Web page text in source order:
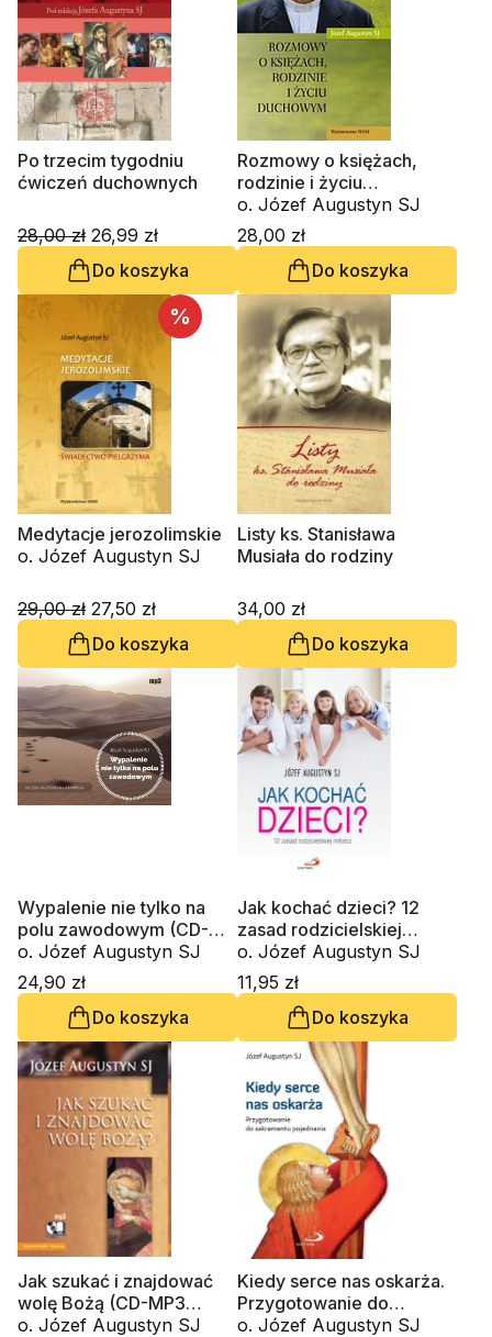
Po trzecim tygodniu
ćwiczeń duchownych
28,00 zł 26,99 zł
Do koszyka
Rozmowy o księżach,
rodzinie i życiu
duchowym
o. Józef Augustyn SJ
28,00 zł
Do koszyka
%
Medytacje jerozolimskie
o. Józef Augustyn SJ
29,00 zł 27,50 zł
Do koszyka
Listy ks. Stanisława
Musiała do rodziny
34,00 zł
Do koszyka
Wypalenie nie tylko na
polu zawodowym (CD-
MP3-Audiobook)
o. Józef Augustyn SJ
24,90 zł
Do koszyka
Jak kochać dzieci? 12
zasad rodzicielskiej
miłości
o. Józef Augustyn SJ
11,95 zł
Do koszyka
Jak szukać i znajdować
wolę Bożą (CD-MP3
audiobook)
o. Józef Augustyn SJ
Kiedy serce nas oskarża.
Przygotowanie do
sakramentu pojednania
o. Józef Augustyn SJ